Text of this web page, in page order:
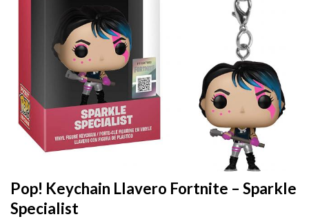
Pop! Keychain Llavero Fortnite – Sparkle
Specialist